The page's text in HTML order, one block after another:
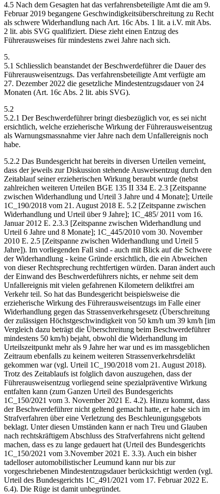
4.5 Nach dem Gesagten hat das verfahrensbeteiligte Amt die am 9.
Februar 2019 begangene Geschwindigkeitsüberschreitung zu Recht
als schwere Widerhandlung nach Art. 16c Abs. 1 lit. a i.V. mit Abs.
2 lit. abis SVG qualifiziert. Diese zieht einen Entzug des
Führerausweises für mindestens zwei Jahre nach sich.
5.
5.1 Schliesslich beanstandet der Beschwerdeführer die Dauer des
Führerausweisentzugs. Das verfahrensbeteiligte Amt verfügte am
27. Dezember 2022 die gesetzliche Mindestentzugsdauer von 24
Monaten (Art. 16c Abs. 2 lit. abis SVG).
5.2
5.2.1 Der Beschwerdeführer bringt diesbezüglich vor, es sei nicht
ersichtlich, welche erzieherische Wirkung der Führerausweisentzug
als Warnungsmassnahme vier Jahre nach dem Unfallereignis noch
habe.
5.2.2 Das Bundesgericht hat bereits in diversen Urteilen verneint,
dass der jeweils zur Diskussion stehende Ausweisentzug durch den
Zeitablauf seiner erzieherischen Wirkung beraubt wurde (nebst
zahlreichen weiteren Urteilen BGE 135 II 334 E. 2.3 [Zeitspanne
zwischen Widerhandlung und Urteil 3 Jahre und 4 Monate]; Urteile
1C_190/2018 vom 21. August 2018 E. 5.2 [Zeitspanne zwischen
Widerhandlung und Urteil über 9 Jahre]; 1C_485/ 2011 vom 16.
Januar 2012 E. 2.3.3 [Zeitspanne zwischen Widerhandlung und
Urteil 6 Jahre und 8 Monate]; 1C_445/2010 vom 30. November
2010 E. 2.5 [Zeitspanne zwischen Widerhandlung und Urteil 5
Jahre]). Im vorliegenden Fall sind - auch mit Blick auf die Schwere
der Widerhandlung - keine Gründe ersichtlich, die ein Abweichen
von dieser Rechtsprechung rechtfertigen würden. Daran ändert auch
der Einwand des Beschwerdeführers nichts, er nehme seit dem
Unfallereignis mit vielen gefahrenen Kilometern deliktfrei am
Verkehr teil. So hat das Bundesgericht beispielsweise die
erzieherische Wirkung des Führerausweisentzugs im Falle einer
Widerhandlung gegen das Strassenverkehrsgesetz (Überschreitung
der zulässigen Höchstgeschwindigkeit von 50 km/h um 39 km/h [im
Vergleich dazu beträgt die Überschreitung beim Beschwerdeführer
mindestens 50 km/h) bejaht, obwohl die Widerhandlung im
Urteilszeitpunkt mehr als 9 Jahre her war und es im massgeblichen
Zeitraum ebenfalls zu keinem weiteren Strassenverkehrsdelikt
gekommen war (vgl. Urteil 1C_190/2018 vom 21. August 2018).
Trotz des Zeitablaufs ist folglich davon auszugehen, dass der
Führerausweisentzug vorliegend seine spezialpräventive Wirkung
entfalten kann (zum Ganzen Urteil des Bundesgerichts
1C_150/2021 vom 3. November 2021 E. 4.2). Hinzu kommt, dass
der Beschwerdeführer nicht geltend gemacht hatte, er habe sich im
Strafverfahren über eine Verletzung des Beschleunigungsgebots
beklagt. Unter diesen Umständen kann er nach Treu und Glauben
nach rechtskräftigem Abschluss des Strafverfahrens nicht geltend
machen, dass es zu lange gedauert hat (Urteil des Bundesgerichts
1C_150/2021 vom 3.November 2021 E. 3.3). Auch ein bisher
tadelloser automobilistischer Leumund kann nur bis zur
vorgeschriebenen Mindestentzugsdauer berücksichtigt werden (vgl.
Urteil des Bundesgerichts 1C_491/2021 vom 17. Februar 2022 E.
6.4). Die Rüge ist damit unbegründet.